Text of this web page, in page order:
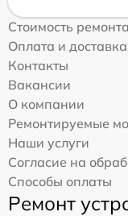
Стоимость ремонта
Оплата и доставка
Контакты
Вакансии
О компании
Ремонтируемые
Наши услуги
Согласие на
Способы оплаты
Ремонт